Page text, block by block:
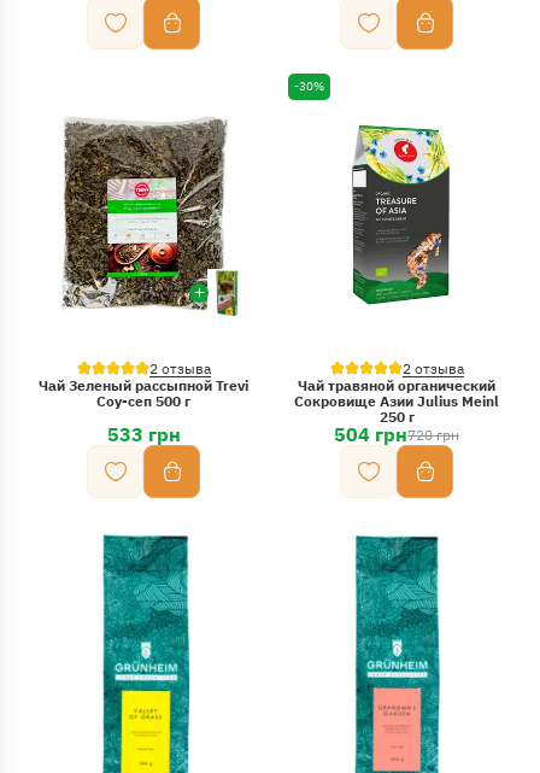
2 отзыва
Чай Зеленый рассыпной Trevi
Соу-сеп 500 г
533 грн
-30%
2 отзыва
Чай травяной органический
Сокровище Азии Julius Meinl
250 г
504 грн720 грн